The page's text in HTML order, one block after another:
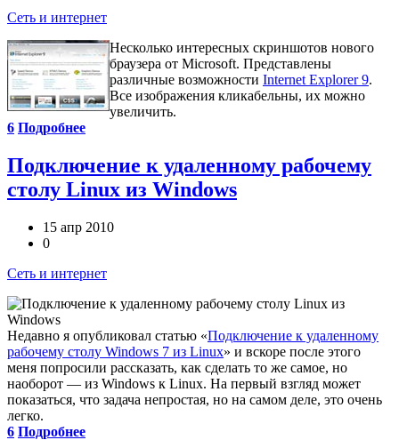
Сеть и интернет
Несколько интересных скриншотов нового
браузера от Microsoft. Представлены
различные возможности Internet Explorer 9.
Все изображения кликабельны, их можно
увеличить.
6 Подробнее
Подключение к удаленному рабочему
столу Linux из Windows
15 апр 2010
0
Сеть и интернет
Недавно я опубликовал статью «Подключение к удаленному
рабочему столу Windows 7 из Linux» и вскоре после этого
меня попросили рассказать, как сделать то же самое, но
наоборот — из Windows к Linux. На первый взгляд может
показаться, что задача непростая, но на самом деле, это очень
легко.
6 Подробнее